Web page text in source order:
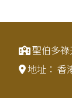
聖伯多
地址： 香